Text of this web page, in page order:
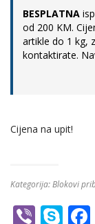
BESPLATNA
od 200 KM.
artikle do 1 kg,
kontaktirate.
Cijena na upit!
Kategorija:Blokovi
Vi S